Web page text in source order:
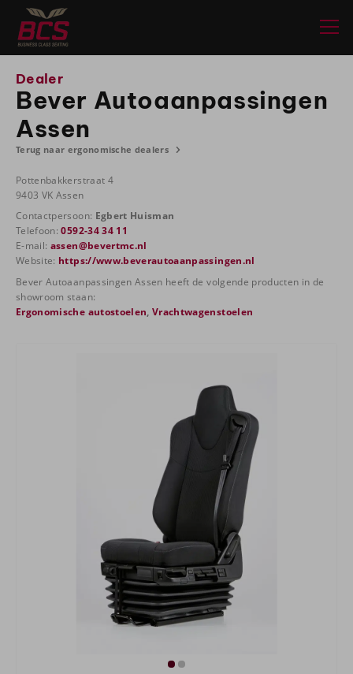
Dealer
Bever Autoaanpassingen
Assen
Terug naar ergonomische dealers
Pottenbakkerstraat 4
9403 VK Assen
Contactpersoon: Egbert Huisman
Telefoon:0592-34 34 11
E-mail: assen@bevertmc.nl
Website: https://www.beverautoaanpassingen.nl
Bever Autoaanpassingen Assen heeft de volgende producten in de
showroom staan:
Ergonomische autostoelen ,Vrachtwagenstoelen